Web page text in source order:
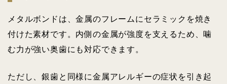
メタルボンドは、金属のフレームにセラミックを焼き
付けた素材です。内側の金属が強度を支えるため、噛
む力が強い奥歯にも対応できます。
ただし、銀歯と同様に金属アレルギーの症状を引き起